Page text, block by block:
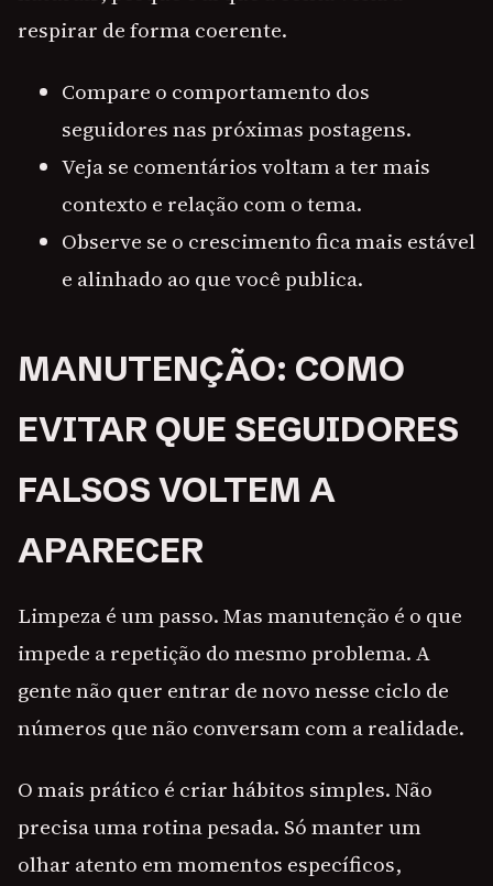
respirar de forma coerente.
Compare o comportamento dos
seguidores nas próximas postagens.
Veja se comentários voltam a ter mais
contexto e relação com o tema.
Observe se o crescimento fica mais estável
e alinhado ao que você publica.
MANUTENÇÃO: COMO
EVITAR QUE SEGUIDORES
FALSOS VOLTEM A
APARECER
Limpeza é um passo. Mas manutenção é o que
impede a repetição do mesmo problema. A
gente não quer entrar de novo nesse ciclo de
números que não conversam com a realidade.
O mais prático é criar hábitos simples. Não
precisa uma rotina pesada. Só manter um
olhar atento em momentos específicos,